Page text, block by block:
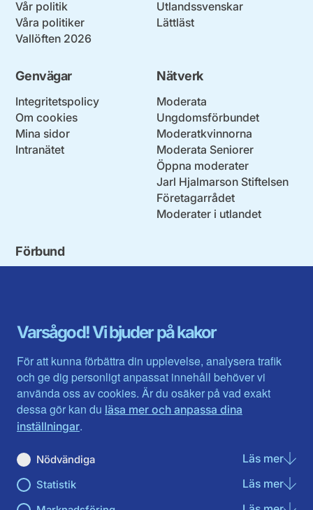
Varsågod! Vi bjuder på kakor
För att kunna förbättra din upplevelse, analysera trafik
och ge dig personligt anpassat innehåll behöver vi
använda oss av cookies. Är du osäker på vad exakt
dessa gör kan du läsa mer och anpassa dina
inställningar.
Nödvändiga Läs merom
Statistik Läs merom
Vår politik
Våra politiker
Vallöften 2026
Utlandssvenskar
Lättläst
Genvägar
Integritetspolicy
Om cookies
Mina sidor
Intranätet
Nätverk
Moderata
Ungdomsförbundet
Moderatkvinnorna
Moderata Seniorer
Öppna moderater
Jarl Hjalmarson Stiftelsen
Företagarrådet
Moderater i utlandet
Förbund
Gävleborg
Halland
Jämtlands län
Jönköpings län
Kalmar län
Kronobergs län
Norrbotten
Skåne län
Värmlands län
Västerbotten
Västra Götaland
Västernorrland
Västmanland
Örebro län
Östergötland
Du hittar oss här på sociala medier
Facebook
Instagram